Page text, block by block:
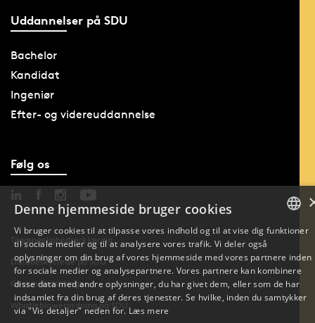
Uddannelser på SDU
Bachelor
Kandidat
Ingeniør
Efter- og videreuddannelse
Følg os
Tilgængelighedserklæring
Databeskyttelse på SDU
Cookie-indstillinger
Whistleblowerordning på SDU
ENGLISH
Denne hjemmeside bruger cookies
Vi bruger cookies til at tilpasse vores indhold og til at vise dig funktioner
til sociale medier og til at analysere vores trafik. Vi deler også
oplysninger om din brug af vores hjemmeside med vores partnere inden
for sociale medier og analysepartnere. Vores partnere kan kombinere
disse data med andre oplysninger, du har givet dem, eller som de har
indsamlet fra din brug af deres tjenester. Se hvilke, inden du samtykker
via "Vis detaljer" neden for. Læs mere